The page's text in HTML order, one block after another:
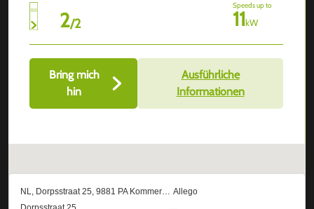
2/2
Speeds up to
11kW
Bring mich
hin
Ausführliche
Informationen